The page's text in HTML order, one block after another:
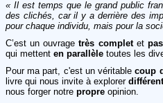
« Il est temps que le grand public
des clichés, car il y a derrière des
pour chaque individu, mais pour la
C’est un ouvragetrès completet
qui mettent en parallèle toutes les
Pour ma part, c'est un véritablecoup
livre qui nous invite à explorer
nous forger notre propre opinion.